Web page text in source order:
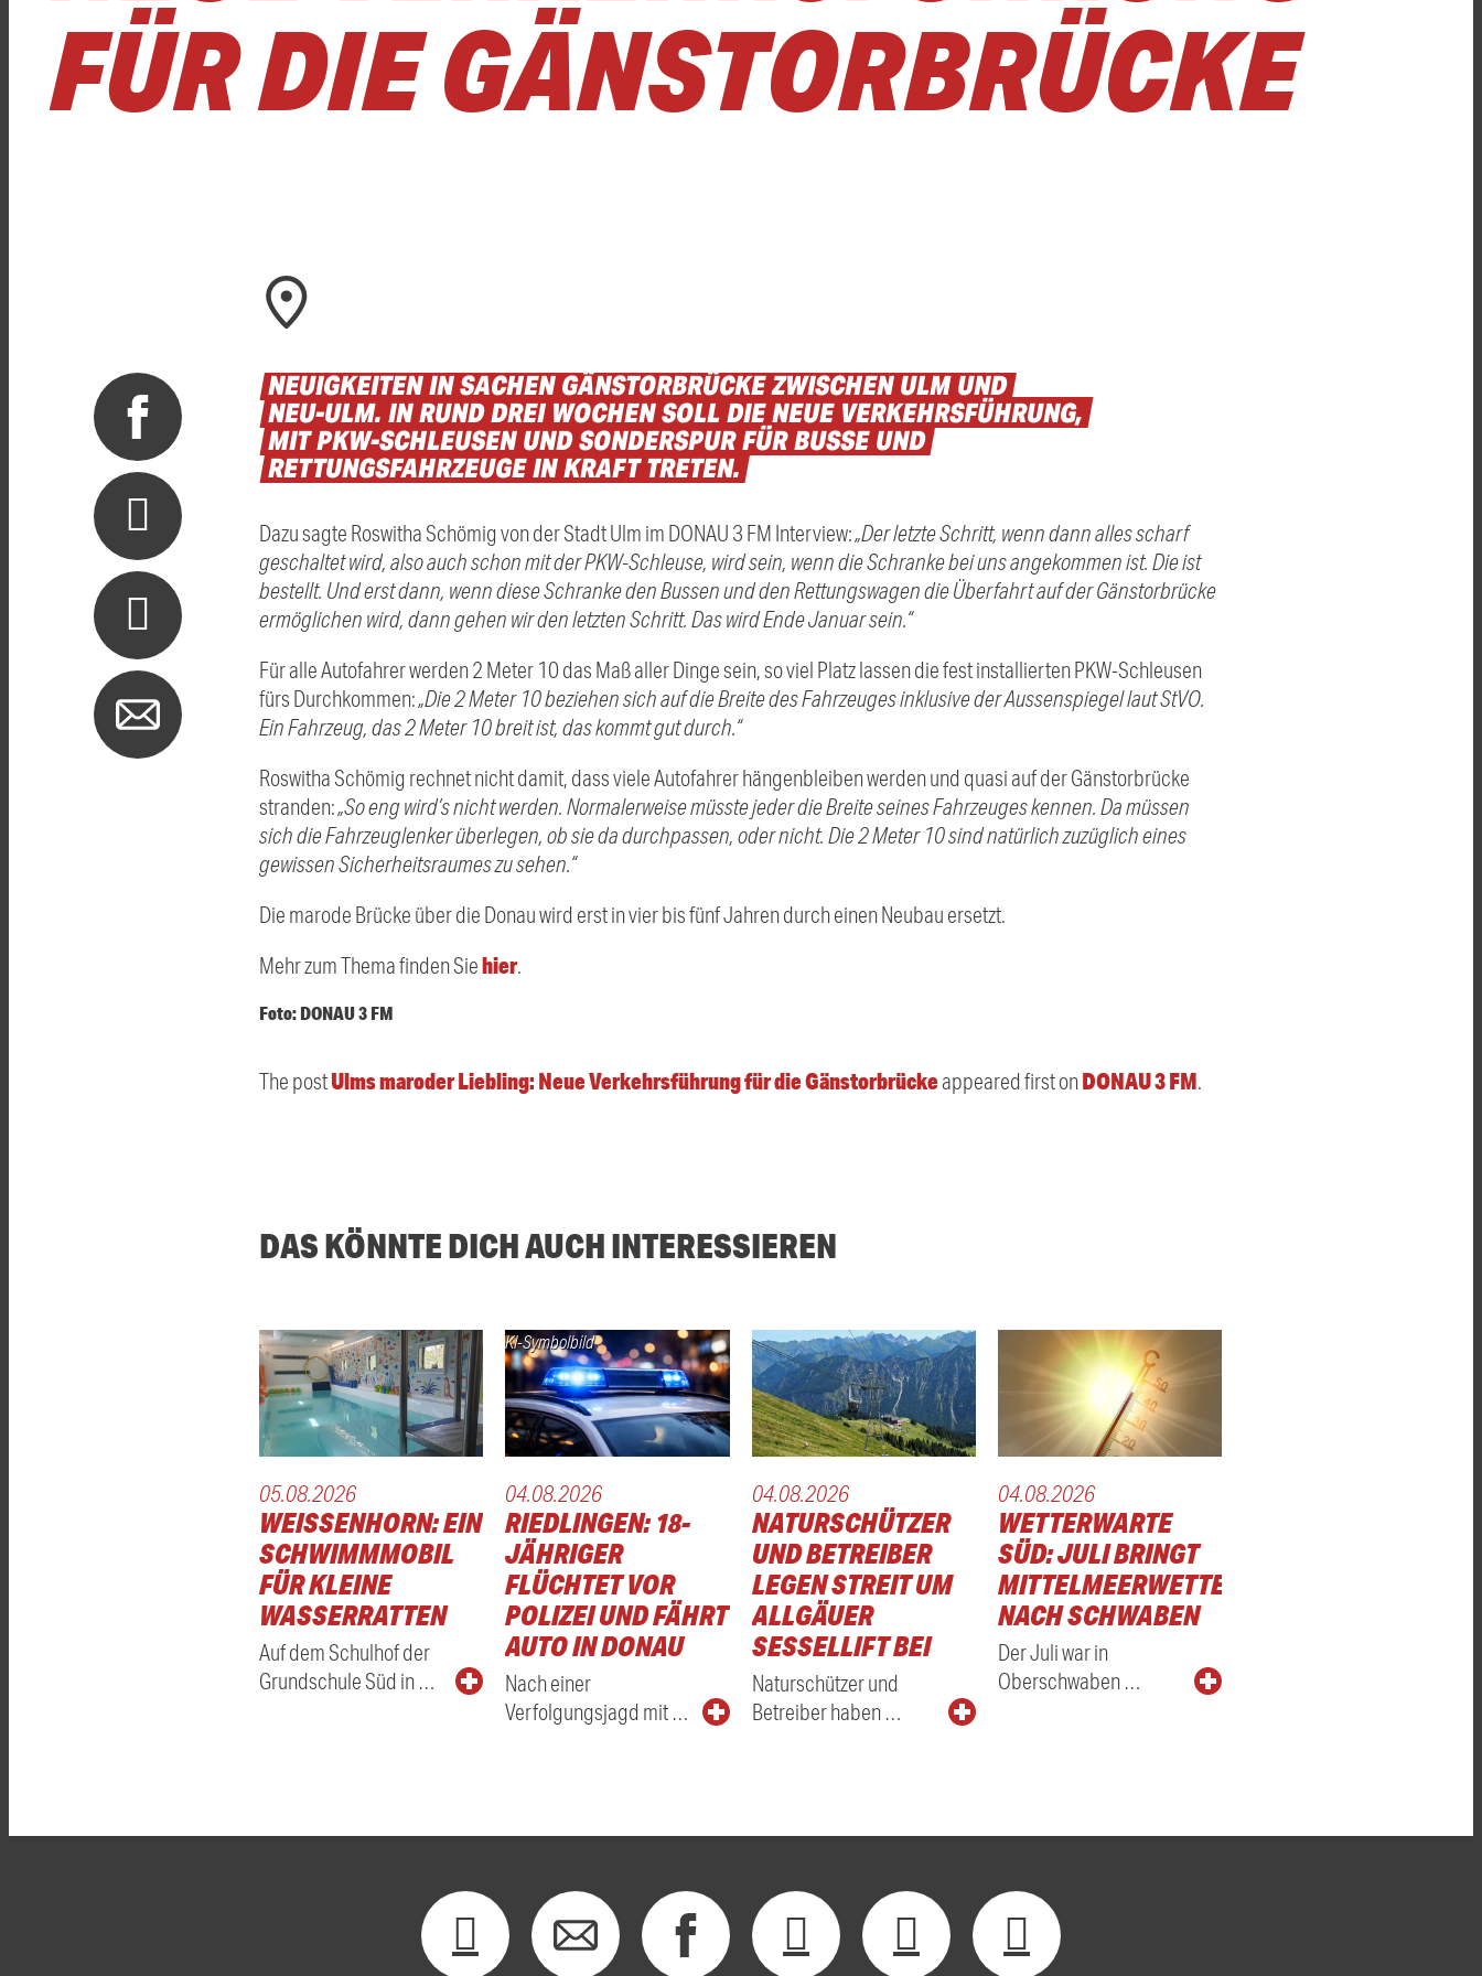
FÜR DIE GÄNSTORBRÜCKE
NEUIGKEITENINSACHENGÄNSTORBRÜCKEZWISCHENULMUND
NEU-ULM. INRUNDDREI WOCHENSOLLDIENEUE VERKEHRSFÜHRUNG,
MITPKW-SCHLEUSENUNDSONDERSPURFÜRBUSSEUND
RETTUNGSFAHRZEUGEINKRAFTTRETEN.
Dazu sagte Roswitha Schömig von der Stadt Ulm im DONAU 3 FM Interview:„Der letzte Schritt, wenn dann alles scharf
geschaltet wird, also auch schon mit der PKW-Schleuse, wird sein, wenn die Schranke bei uns angekommen ist. Die ist
bestellt. Und erst dann, wenn diese Schranke den Bussen und den Rettungswagen die Überfahrt auf der Gänstorbrücke
ermöglichen wird, dann gehen wir den letzten Schritt. Das wird Ende Januar sein.“
Für alle Autofahrer werden 2 Meter 10 das Maß aller Dinge sein, so viel Platz lassen die fest installierten PKW-Schleusen
fürs Durchkommen:„Die 2 Meter 10 beziehen sich auf die Breite des Fahrzeuges inklusive der Aussenspiegel laut StVO.
Ein Fahrzeug, das 2 Meter 10 breit ist, das kommt gut durch.“
Roswitha Schömig rechnet nicht damit, dass viele Autofahrer hängenbleiben werden und quasi auf der Gänstorbrücke
stranden:„So eng wird’s nicht werden. Normalerweise müsste jeder die Breite seines Fahrzeuges kennen. Da müssen
sich die Fahrzeuglenker überlegen, ob sie da durchpassen, oder nicht. Die 2 Meter 10 sind natürlich zuzüglich eines
gewissen Sicherheitsraumes zu sehen.“
Die marode Brücke über die Donau wird erst in vier bis fünf Jahren durch einen Neubau ersetzt.
Mehr zum Thema finden Siehier.
Foto: DONAU 3 FM
The postUlms maroder Liebling: Neue Verkehrsführung für die Gänstorbrückeappeared first onDONAU 3 FM.
DAS KÖNNTE DICH AUCH INTERESSIEREN
05.08.2026
WEISSENHORN: EIN S
CHWIMMMOBIL F
ÜR KLEINE W
ASSERRATTEN
Auf dem Schulhof der
Grundschule Süd in …
KI-Symbolbild
04.08.2026
RIEDLINGEN: 18-
JÄHRIGER
FLÜCHTET VOR
POLIZEI UND FÄHRT
AUTO IN DONAU
Nach einer
Verfolgungsjagd mit …
04.08.2026
NATURSCHÜTZER
UND BETREIBER
LEGEN STREIT UM
ALLGÄUER
SESSELLIFT BEI
Naturschützer und
Betreiber haben …
04.08.2026
WETTERWARTE
SÜD: JULI BRINGT
MITTELMEERWETTER
NACH SCHWABEN
Der Juli war in
Oberschwaben …